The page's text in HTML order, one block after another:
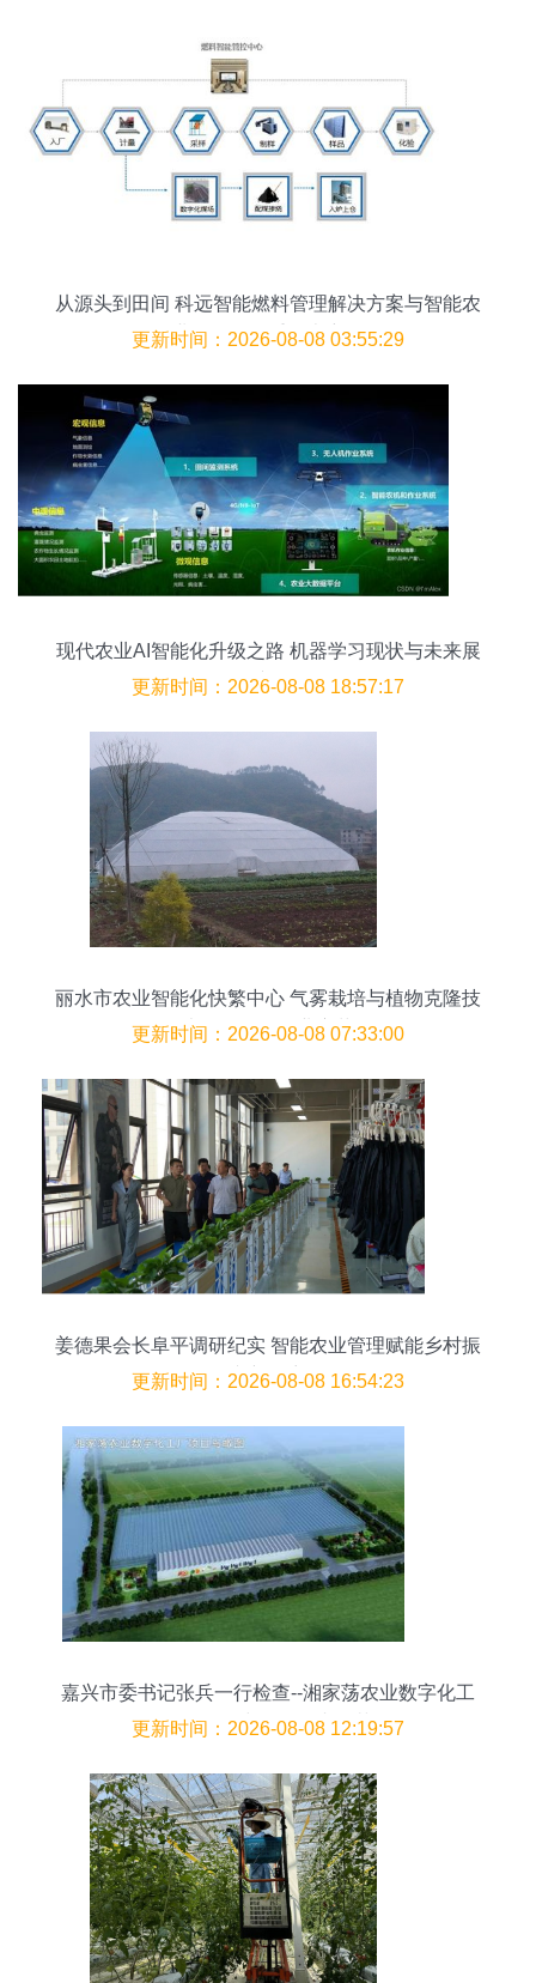
从源头到田间 科远智能燃料管理解决方案与智能农
业管理的双重降本密码
更新时间：2026-08-08 03:55:29
现代农业AI智能化升级之路 机器学习现状与未来展
望
更新时间：2026-08-08 18:57:17
丽水市农业智能化快繁中心 气雾栽培与植物克隆技
术引领现代农业变革
更新时间：2026-08-08 07:33:00
姜德果会长阜平调研纪实 智能农业管理赋能乡村振
兴新篇章
更新时间：2026-08-08 16:54:23
嘉兴市委书记张兵一行检查--湘家荡农业数字化工
厂“第四个中国农民丰收节”
更新时间：2026-08-08 12:19:57